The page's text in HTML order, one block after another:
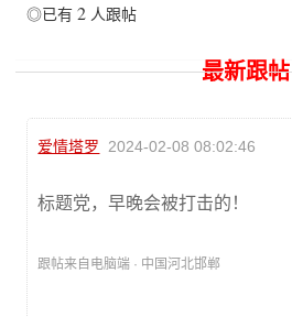
◎已有 2 人跟帖
最新跟帖
爱情塔罗 2024-02-08 08:02:46
标题党，早晚会被打击的！
跟帖来自电脑端 · 中国河北邯郸